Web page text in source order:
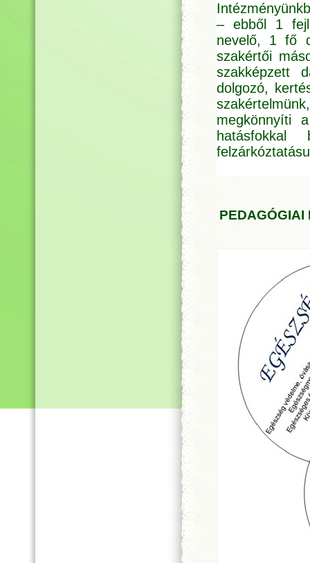
– ebből 1
nevelő, 1 fő
szakértői
szakképzett
dolgozó,
megkönnyíti
hatásfokkal
PEDAGÓGIAI